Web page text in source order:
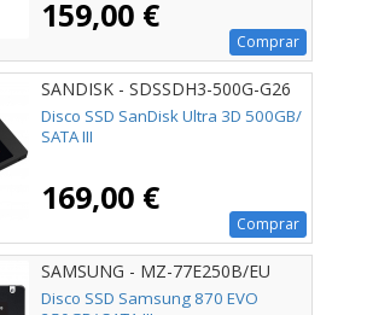
159,00 €
Comprar
SANDISK - SDSSDH3-500G-G26
Disco SSD SanDisk Ultra 3D 500GB/
SATA III
169,00 €
Comprar
SAMSUNG - MZ-77E250B/EU
Disco SSD Samsung 870 EVO